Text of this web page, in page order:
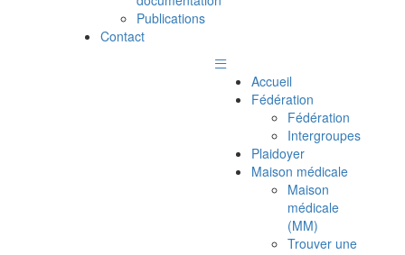
Publications
Contact
Accueil
Fédération
Fédération
Intergroupes
Plaidoyer
Maison médicale
Maison
médicale
(MM)
Trouver une